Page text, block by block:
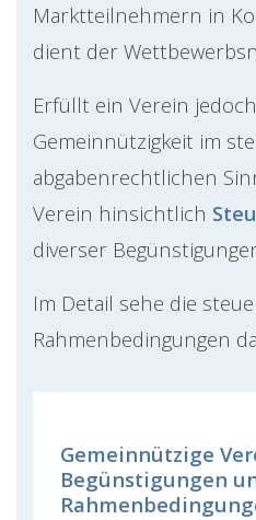
Marktteilnehmern in
dient der
Erfüllt ein Verein
Gemeinnützigkeit im
abgabenrechtlichen
Verein hinsichtlich
diverser
Im Detail sehe die
Rahmenbedingungen
Gemeinnützige
Begünstigungen